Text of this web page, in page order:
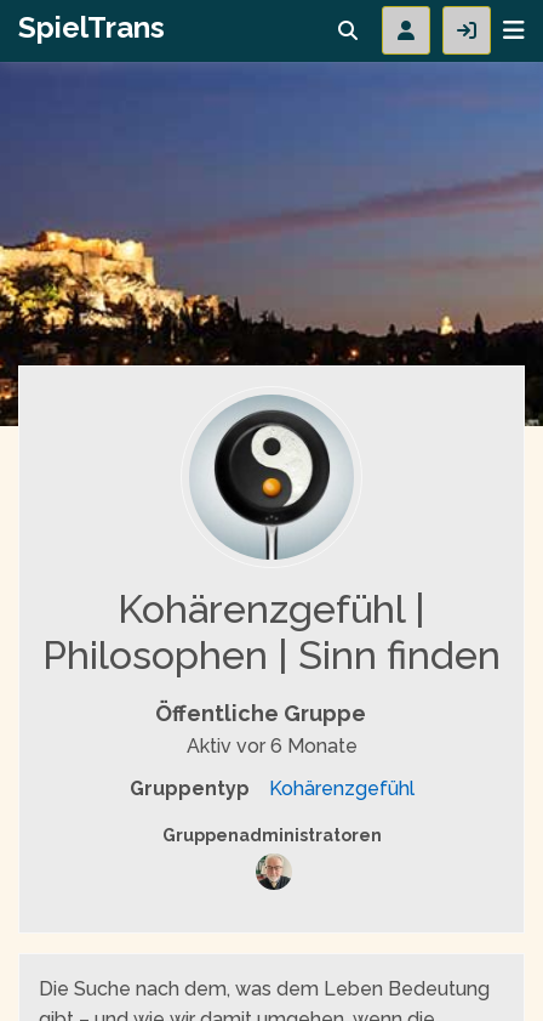
SpielTrans
Kohärenzgefühl |
Philosophen | Sinn finden
Öffentliche Gruppe
Aktiv vor 6 Monate
Gruppentyp
Kohärenzgefühl
Gruppenführung
Gruppenadministratoren
Die Suche nach dem, was dem Leben Bedeutung